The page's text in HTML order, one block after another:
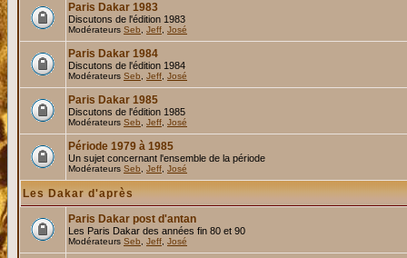
Paris Dakar 1983
Discutons de l'édition 1983
Modérateurs Seb Jeff José
Paris Dakar 1984
Discutons de l'édition 1984
Modérateurs Seb Jeff José
Paris Dakar 1985
Discutons de l'édition 1985
Modérateurs Seb Jeff José
Période 1979 à 1985
Un sujet concernant l'ensemble de la période
Modérateurs Seb Jeff José
Les Dakar d'après
Paris Dakar post d'antan
Les Paris Dakar des années fin 80 et 90
Modérateurs Seb Jeff José